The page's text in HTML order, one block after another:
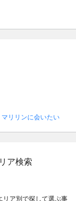
リリンに会いたい
ア検索
リア別で探して選ぶ事